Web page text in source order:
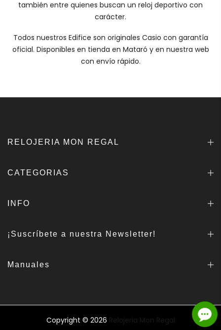
también entre quienes buscan un reloj deportivo con
carácter.
Todos nuestros Edifice son originales Casio con garantía
oficial. Disponibles en tienda en Mataró y en nuestra web
con envío rápido.
RELOJERIA MON REGAL
CATEGORIAS
INFO
¡Suscríbete a nuestra Newsletter!
Manuales
Copyright © 2026 Relojeria Mon Regal